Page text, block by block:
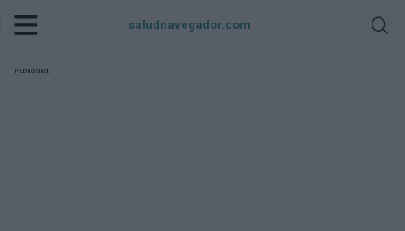
saludnavegador.com
Publicidad: